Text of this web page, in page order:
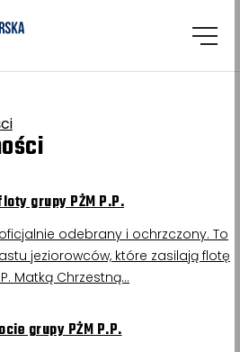
grupy PŻM P.P.
odebrany i ochrzczony. To
jeziorowców, które zasilają flotę
Matką Chrzestną…
grupy PŻM P.P.